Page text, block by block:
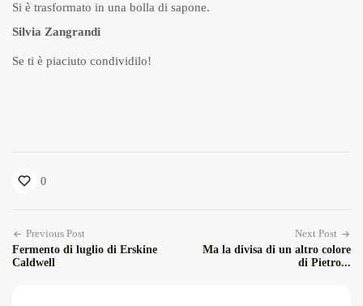
Si è trasformato in una bolla di sapone.
Silvia Zangrandi
Se ti è piaciuto condividilo!
0
Previous Post
Fermento di luglio di Erskine
Caldwell
Next Post
Ma la divisa di un altro colore
di Pietro...